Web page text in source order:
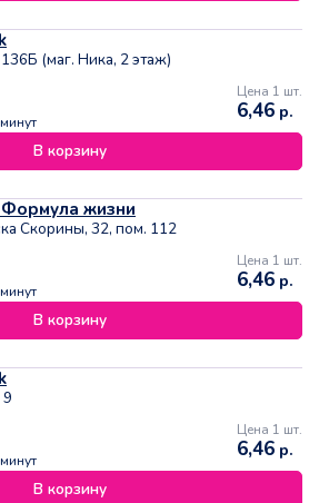
(маг. Ника, 2 этаж)
Цена 1 шт.
6,46 р.
В корзину
жизни
Скорины, 32, пом. 112
Цена 1 шт.
6,46 р.
В корзину
Цена 1 шт.
6,46 р.
В корзину